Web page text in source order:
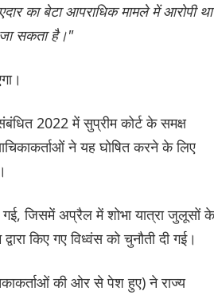
का बेटा आपराधिक मामले में आरोपी
जा सकता है।"
2022 में सुप्रीम कोर्ट के समक्ष
ने यह घोषित करने के लिए
गई, जिसमें अप्रैल में शोभा यात्रा जुलूसों के
किए गए विध्वंस को चुनौती दी गई।
की ओर से पेश हुए) ने राज्य